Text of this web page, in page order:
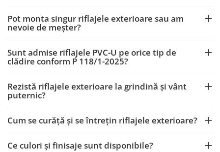
Pot monta singur riflajele exterioare sau am
nevoie de meșter?
Sunt admise riflajele PVC-U pe orice tip de
clădire conform P 118/1-2025?
Rezistă riflajele exterioare la grindină și vânt
puternic?
Cum se curăță și se întrețin riflajele exterioare?
Ce culori și finisaje sunt disponibile?